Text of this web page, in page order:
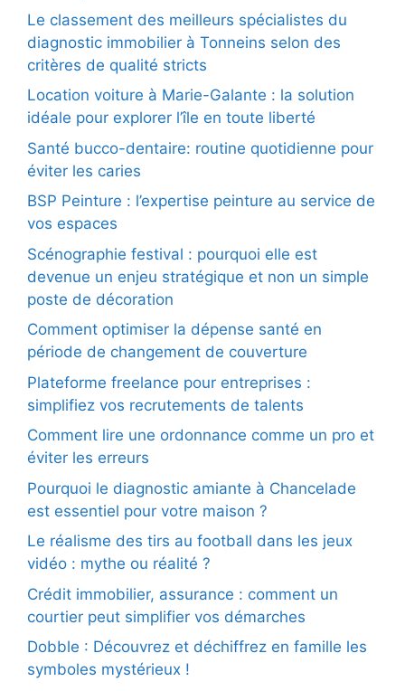
Le classement des meilleurs spécialistes du
diagnostic immobilier à Tonneins selon des
critères de qualité stricts
Location voiture à Marie-Galante : la solution
idéale pour explorer l’île en toute liberté
Santé bucco-dentaire: routine quotidienne pour
éviter les caries
BSP Peinture : l’expertise peinture au service de
vos espaces
Scénographie festival : pourquoi elle est
devenue un enjeu stratégique et non un simple
poste de décoration
Comment optimiser la dépense santé en
période de changement de couverture
Plateforme freelance pour entreprises :
simplifiez vos recrutements de talents
Comment lire une ordonnance comme un pro et
éviter les erreurs
Pourquoi le diagnostic amiante à Chancelade
est essentiel pour votre maison ?
Le réalisme des tirs au football dans les jeux
vidéo : mythe ou réalité ?
Crédit immobilier, assurance : comment un
courtier peut simplifier vos démarches
Dobble : Découvrez et déchiffrez en famille les
symboles mystérieux !